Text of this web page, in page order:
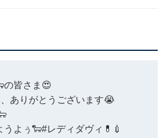
の皆さま😍
ありがとうございます😭
うよぅ 🐑#レディダヴィ 💊💉